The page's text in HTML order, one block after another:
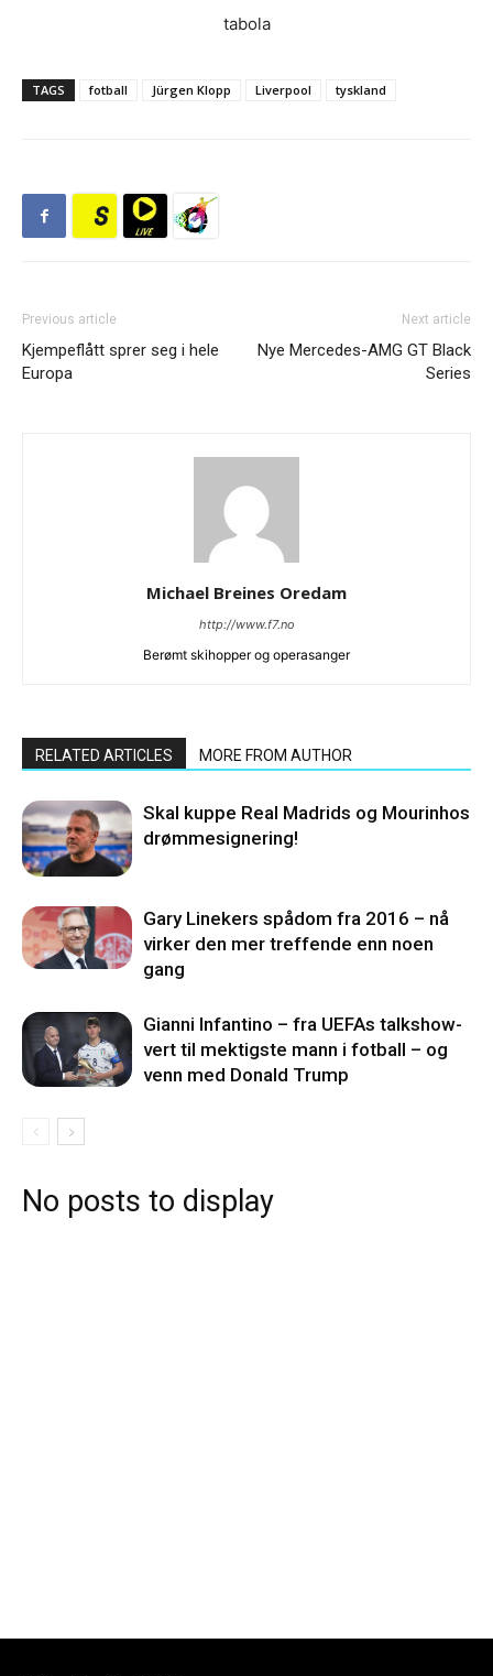
tabola
TAGS fotball Jürgen Klopp Liverpool tyskland
Previous article
Kjempeflått sprer seg i hele
Europa
Next article
Nye Mercedes-AMG GT Black
Series
Michael Breines Oredam
http://www.f7.no
Berømt skihopper og operasanger
RELATED ARTICLES MORE FROM AUTHOR
Skal kuppe Real Madrids og Mourinhos
drømmesignering!
Gary Linekers spådom fra 2016 – nå
virker den mer treffende enn noen
gang
Gianni Infantino – fra UEFAs talkshow-
vert til mektigste mann i fotball – og
venn med Donald Trump
No posts to display